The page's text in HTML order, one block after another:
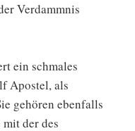
Verdammnis
ein schmales
Apostel, als
gehören ebenfalls
der des